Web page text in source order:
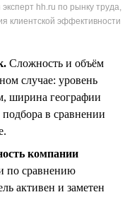
hh.ru по рынку труда,
клиентской эффективности
Сложность и объём
случае: уровень
ширина географии
в сравнении
компании
по сравнению
активен и заметен